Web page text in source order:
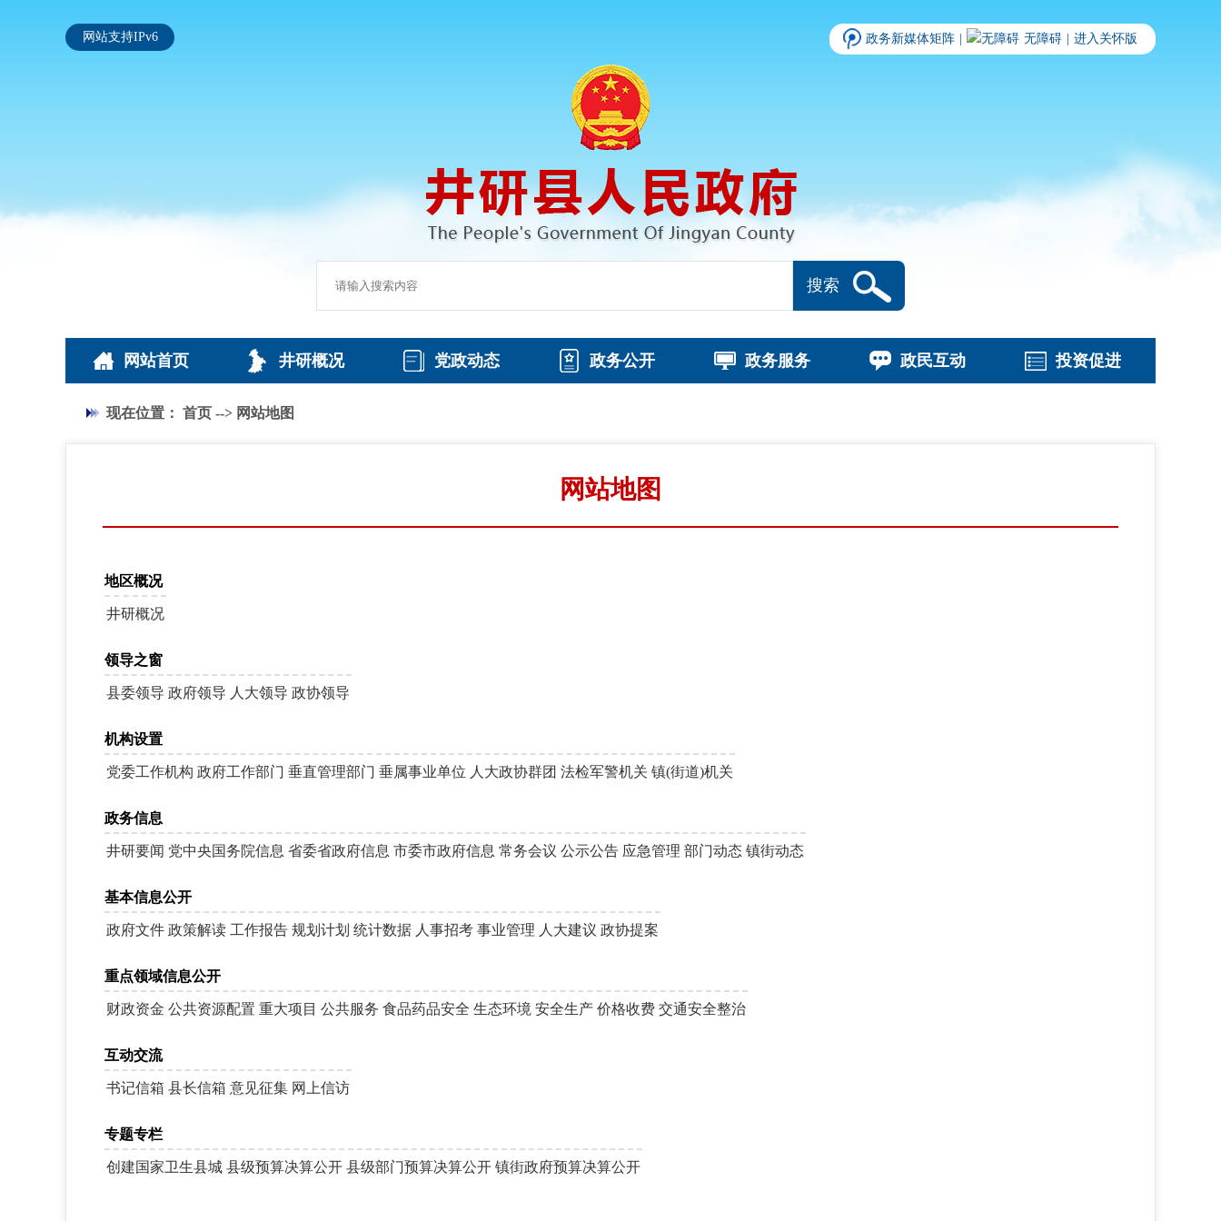
网站支持IPv6 政务新媒体矩阵 无障碍 进入关怀版
搜索
网站首页 井研概况 党政动态 政务公开 政务服务 政民互动 投资促进
现在位置： 首页 --> 网站地图
网站地图
地区概况
井研概况
领导之窗
县委领导 政府领导 人大领导 政协领导
机构设置
党委工作机构 政府工作部门 垂直管理部门 垂属事业单位 人大政协群团 法检军警机关 镇(街道)机关
政务信息
井研要闻 党中央国务院信息 省委省政府信息 市委市政府信息 常务会议 公示公告 应急管理 部门动态 镇街动态
基本信息公开
政府文件 政策解读 工作报告 规划计划 统计数据 人事招考 事业管理 人大建议 政协提案
重点领域信息公开
财政资金 公共资源配置 重大项目 公共服务 食品药品安全 生态环境 安全生产 价格收费 交通安全整治
互动交流
书记信箱 县长信箱 意见征集 网上信访
专题专栏
创建国家卫生县城 县级预算决算公开 县级部门预算决算公开 镇街政府预算决算公开